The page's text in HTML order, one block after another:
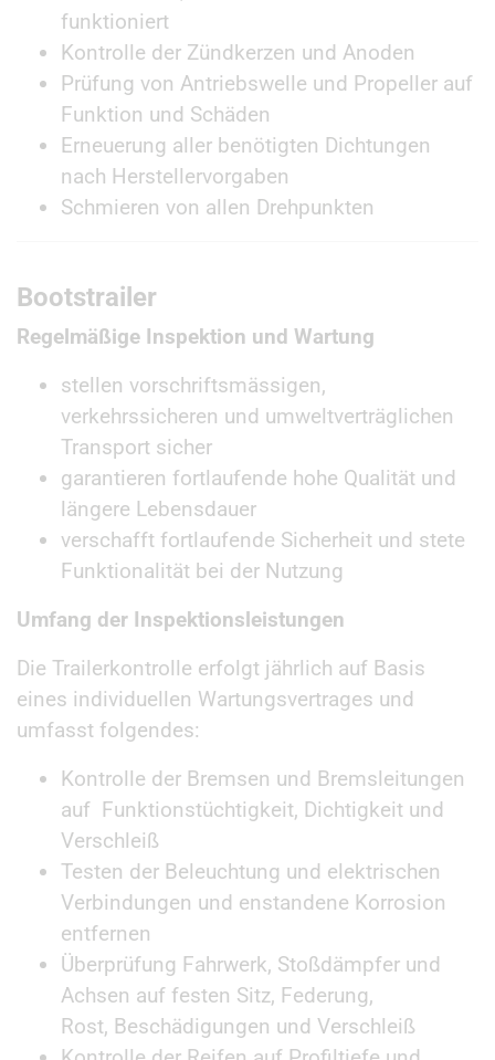
funktioniert
Kontrolle der Zündkerzen und Anoden
Prüfung von Antriebswelle und Propeller auf
Funktion und Schäden
Erneuerung aller benötigten Dichtungen
nach Herstellervorgaben
Schmieren von allen Drehpunkten
Bootstrailer
Regelmäßige Inspektion und Wartung
stellen vorschriftsmässigen,
verkehrssicheren und umweltverträglichen
Transport sicher
garantieren fortlaufende hohe Qualität und
längere Lebensdauer
verschafft fortlaufende Sicherheit und stete
Funktionalität bei der Nutzung
Umfang der Inspektionsleistungen
Die Trailerkontrolle erfolgt jährlich auf Basis
eines individuellen Wartungsvertrages und
umfasst folgendes:
Kontrolle der Bremsen und Bremsleitungen
auf Funktionstüchtigkeit, Dichtigkeit und
Verschleiß
Testen der Beleuchtung und elektrischen
Verbindungen und enstandene Korrosion
entfernen
Überprüfung Fahrwerk, Stoßdämpfer und
Achsen auf festen Sitz, Federung,
Rost, Beschädigungen und Verschleiß